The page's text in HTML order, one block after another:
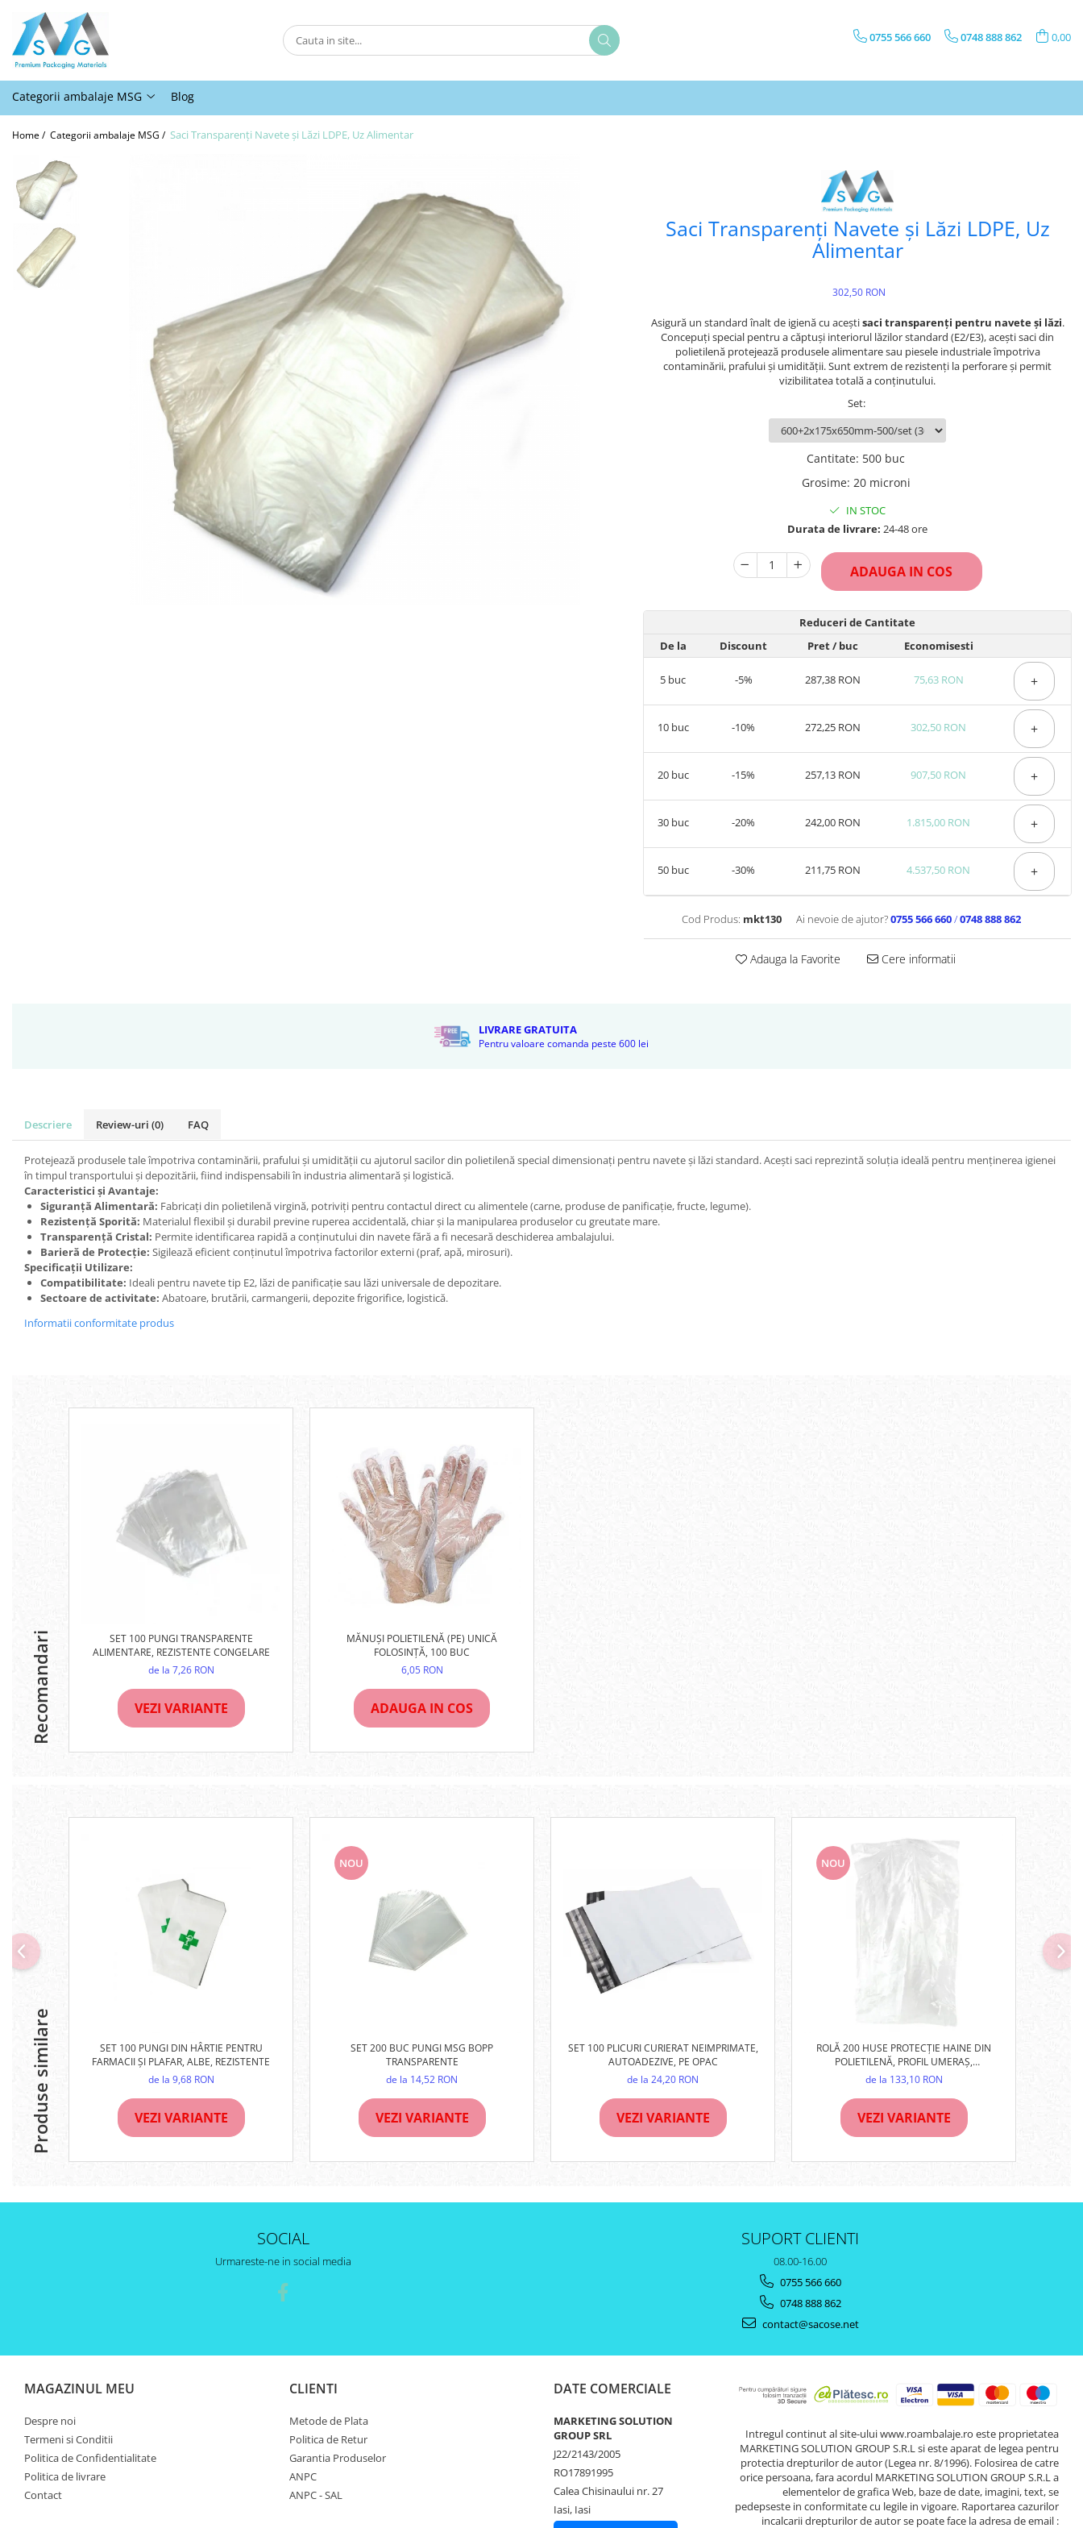
Categorii ambalaje MSG
Ambalaje pentru panificatie,
patiserii, fast-food si horeca
industria de procesare a carnii
Ambalaje pentru comert offline
Ambalaje pentru industria
moraritului
Ambalaje agro-industriale
Protectie
0755 566 660 0748 888 862 0,00
Categorii ambalaje MSG Blog
Home / Categorii ambalaje MSG / Saci Transparenți Navete și Lăzi LDPE, Uz Alimentar
Saci Transparenți Navete și Lăzi LDPE, Uz
Alimentar
302,50 RON
Asigură un standard înalt de igienă cu aceștisaci transparenți pentru navete și lăzi.
Concepuți special pentru a căptuși interiorul lăzilor standard (E2/E3), acești saci din
polietilenă protejează produsele alimentare sau piesele industriale împotriva
contaminării, prafului și umidității. Sunt extrem de rezistenți la perforare și permit
vizibilitatea totală a conținutului.
Set:
Cantitate: 500 buc
Grosime: 20 microni
IN STOC
Durata de livrare: 24-48 ore
ADAUGA IN COS
Reduceri de Cantitate
De la
Discount Pret/ buc Economisesti
5 buc -5% 287,38 RON 75,63 RON +
10buc -10% 272,25 RON 302,50 RON +
20buc -15% 257,13 RON 907,50 RON +
30buc -20% 242,00 RON 1.815,00 RON +
50buc -30% 211,75 RON 4.537,50 RON +
Cod Produs: mkt130 Ai nevoie de ajutor?0755 566 660/0748 888 862
Adauga la Favorite Cere informatii
LIVRARE GRATUITA
Pentru valoare comanda peste 600 lei
Descriere Review-uri (0) FAQ
Protejează produsele tale împotriva contaminării, prafului și umidității cu ajutorul sacilor din polietilenă special dimensionați pentru navete și lăzi standard. Acești saci reprezintă soluția ideală pentru menținerea igienei
în timpul transportului și depozitării, fiind indispensabili în industria alimentară și logistică.
Caracteristici și Avantaje:
Siguranță Alimentară: Fabricați din polietilenă virgină, potriviți pentru contactul direct cu alimentele (carne, produse de panificație, fructe, legume).
Rezistență Sporită: Materialul flexibil și durabil previne ruperea accidentală, chiar și la manipularea produselor cu greutate mare.
Transparență Cristal: Permite identificarea rapidă a conținutului din navete fără a fi necesară deschiderea ambalajului.
Barieră de Protecție: Sigilează eficient conținutul împotriva factorilor externi (praf, apă, mirosuri).
Specificații Utilizare:
Compatibilitate: Ideali pentru navete tip E2, lăzi de panificație sau lăzi universale de depozitare.
Sectoare de activitate: Abatoare, brutării, carmangerii, depozite frigorifice, logistică.
Informatii conformitate produs
Recomandari
SET 100 PUNGI TRANSPARENTE
ALIMENTARE, REZISTENTE CONGELARE
de la 7,26 RON
VEZI VARIANTE
MĂNUȘI POLIETILENĂ (PE) UNICĂ
FOLOSINȚĂ, 100 BUC
6,05 RON
ADAUGA IN COS
Produse similare
SET 100 PUNGI DIN HÂRTIE PENTRU
FARMACII ȘI PLAFAR, ALBE, REZISTENTE
de la 9,68 RON
VEZI VARIANTE
NOU
SET 200 BUC PUNGI MSG BOPP
TRANSPARENTE
de la 14,52 RON
VEZI VARIANTE
SET 100 PLICURI CURIERAT NEIMPRIMATE,
AUTOADEZIVE, PE OPAC
de la 24,20 RON
VEZI VARIANTE
NOU
ROLĂ 200 HUSE PROTECȚIE HAINE DIN
POLIETILENĂ, PROFIL UMERAȘ,
TRANSPARENTE
de la 133,10 RON
VEZI VARIANTE
SOCIAL
Urmareste-ne in social media
SUPORT CLIENTI
08.00-16.00
0755 566 660
0748 888 862
contact@sacose.net
MAGAZINUL MEU
Despre noi
Termeni si Conditii
Politica de Confidentialitate
Politica de livrare
Contact
CLIENTI
Metode de Plata
Politica de Retur
Garantia Produselor
ANPC
ANPC - SAL
DATE COMERCIALE
MARKETING SOLUTION
GROUP SRL
J22/2143/2005
RO17891995
Calea Chisinaului nr. 27
Iasi, Iasi
Intregul continut al site-ului www.roambalaje.ro este proprietatea
MARKETING SOLUTION GROUP S.R.L si este aparat de legea pentru
protectia drepturilor de autor (Legea nr. 8/1996). Folosirea de catre
orice persoana, fara acordul MARKETING SOLUTION GROUP S.R.L a
elementelor de grafica Web, baze de date, imagini, text, se
pedepseste in conformitate cu legile in vigoare. Raportarea cazurilor
incalcarii drepturilor de autor se poate face la adresa de email :